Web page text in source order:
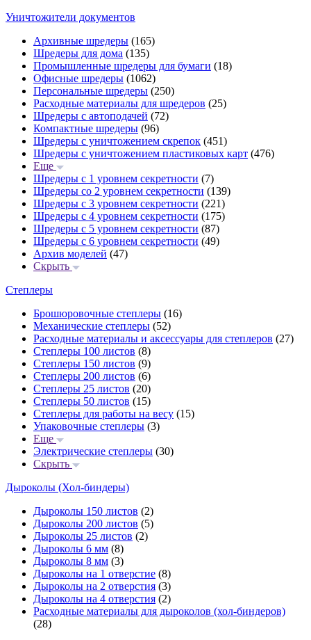
Уничтожители документов
Архивные шредеры (165)
Шредеры для дома (135)
Промышленные шредеры для бумаги (18)
Офисные шредеры (1062)
Персональные шредеры (250)
Расходные материалы для шредеров (25)
Шредеры с автоподачей (72)
Компактные шредеры (96)
Шредеры с уничтожением скрепок (451)
Шредеры с уничтожением пластиковых карт (476)
Еще
Шредеры с 1 уровнем секретности (7)
Шредеры со 2 уровнем секретности (139)
Шредеры с 3 уровнем секретности (221)
Шредеры с 4 уровнем секретности (175)
Шредеры с 5 уровнем секретности (87)
Шредеры с 6 уровнем секретности (49)
Архив моделей (47)
Скрыть
Степлеры
Брошюровочные степлеры (16)
Механические степлеры (52)
Расходные материалы и аксессуары для степлеров (27)
Степлеры 100 листов (8)
Степлеры 150 листов (9)
Степлеры 200 листов (6)
Степлеры 25 листов (20)
Степлеры 50 листов (15)
Степлеры для работы на весу (15)
Упаковочные степлеры (3)
Еще
Электрические степлеры (30)
Скрыть
Дыроколы (Хол-биндеры)
Дыроколы 150 листов (2)
Дыроколы 200 листов (5)
Дыроколы 25 листов (2)
Дыроколы 6 мм (8)
Дыроколы 8 мм (3)
Дыроколы на 1 отверстие (8)
Дыроколы на 2 отверстия (3)
Дыроколы на 4 отверстия (2)
Расходные материалы для дыроколов (хол-биндеров)
(28)